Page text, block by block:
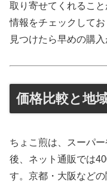
取り寄せてくれるこ
情報をチェックして
見つけたら早めの購入
価格比較と地
ちょこ煎は、スーパ
後、ネット通販では
す。京都・大阪など